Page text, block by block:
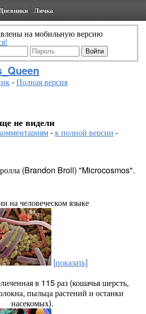
Личка
на мобильную версию
-Полная версия
не видели
-к полной версии -
(Brandon Broll) "Microcosmos".
на человеческом языке
[показать]
в 115 раз (кошачья шерсть,
пыльца растений и останки
насекомых).